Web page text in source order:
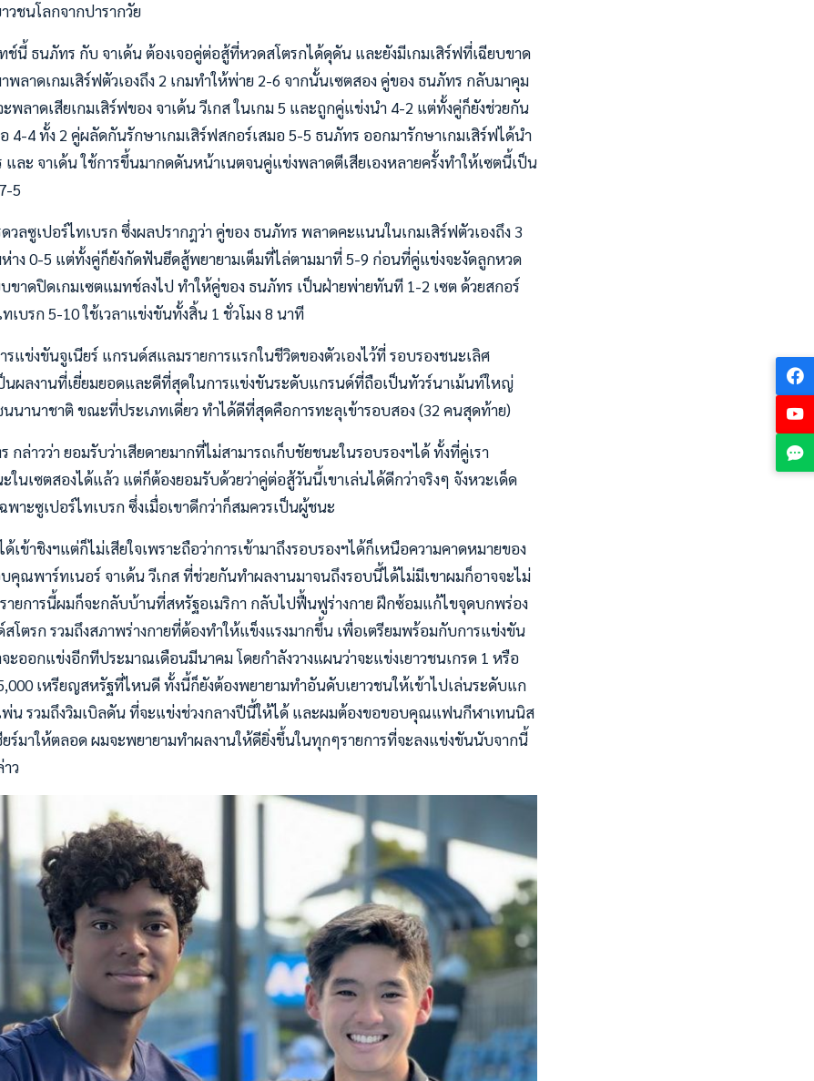
วชนโลกจากปารากวัย
นี้ ธนภัทร กับ จาเด้น ต้องเจอคู่ต่อสู้ที่หวดสโตรกได้ดุดัน และยังมีเกมเสิร์ฟที่เฉียบขาด
พลาดเกมเสิร์ฟตัวเองถึง 2 เกมทำให้พ่าย 2-6 จากนั้นเซตสอง คู่ของ ธนภัทร กลับมาคุม
พลาดเสียเกมเสิร์ฟของ จาเด้น วีเกส ในเกม 5 และถูกคู่แข่งนำ 4-2 แต่ทั้งคู่ก็ยังช่วยกัน
4-4 ทั้ง 2 คู่ผลัดกันรักษาเกมเสิร์ฟสกอร์เสมอ 5-5 ธนภัทร ออกมารักษาเกมเสิร์ฟได้นำ
ละ จาเด้น ใช้การขึ้นมากดดันหน้าเนตจนคู่แข่งพลาดตีเสียเองหลายครั้งทำให้เซตนี้เป็น
5
วลซูเปอร์ไทเบรก ซึ่งผลปรากฎว่า คู่ของ ธนภัทร พลาดคะแนนในเกมเสิร์ฟตัวเองถึง 3
ง 0-5 แต่ทั้งคู่ก็ยังกัดฟันฮึดสู้พยายามเต็มที่ไล่ตามมาที่ 5-9 ก่อนที่คู่แข่งจะงัดลูกหวด
ขาดปิดเกมเซตแมทช์ลงไป ทำให้คู่ของ ธนภัทร เป็นฝ่ายพ่ายทันที 1-2 เซต ด้วยสกอร์
เบรก 5-10 ใช้เวลาแข่งขันทั้งสิ้น 1 ชั่วโมง 8 นาที
แข่งขันจูเนียร์ แกรนด์สแลมรายการแรกในชีวิตของตัวเองไว้ที่ รอบรองชนะเลิศ
นผลงานที่เยี่ยมยอดและดีที่สุดในการแข่งขันระดับแกรนด์ที่ถือเป็นทัวร์นาเม้นท์ใหญ่
นนานาชาติ ขณะที่ประเภทเดี่ยว ทำได้ดีที่สุดคือการทะลุเข้ารอบสอง (32 คนสุดท้าย)
กล่าวว่า ยอมรับว่าเสียดายมากที่ไม่สามารถเก็บชัยชนะในรอบรองฯได้ ทั้งที่คู่เรา
ในเซตสองได้แล้ว แต่ก็ต้องยอมรับด้วยว่าคู่ต่อสู้วันนี้เขาเล่นได้ดีกว่าจริงๆ จังหวะเด็ด
พาะซูเปอร์ไทเบรก ซึ่งเมื่อเขาดีกว่าก็สมควรเป็นผู้ชนะ
เข้าชิงฯแต่ก็ไม่เสียใจเพราะถือว่าการเข้ามาถึงรอบรองฯได้ก็เหนือความคาดหมายของ
คุณพาร์ทเนอร์ จาเด้น วีเกส ที่ช่วยกันทำผลงานมาจนถึงรอบนี้ได้ไม่มีเขาผมก็อาจจะไม่
ายการนี้ผมก็จะกลับบ้านที่สหรัฐอเมริกา กลับไปฟื้นฟูร่างกาย ฝึกซ้อมแก้ไขจุดบกพร่อง
โตรก รวมถึงสภาพร่างกายที่ต้องทำให้แข็งแรงมากขึ้น เพื่อเตรียมพร้อมกับการแข่งขัน
ะออกแข่งอีกทีประมาณเดือนมีนาคม โดยกำลังวางแผนว่าจะแข่งเยาวชนเกรด 1 หรือ
เหรียญสหรัฐที่ไหนดี ทั้งนี้ก็ยังต้องพยายามทำอันดับเยาวชนให้เข้าไปเล่นระดับแก
พ่น รวมถึงวิมเบิลดัน ที่จะแข่งช่วงกลางปีนี้ให้ได้ และผมต้องขอขอบคุณแฟนกีฬาเทนนิส
ยร์มาให้ตลอด ผมจะพยายามทำผลงานให้ดียิ่งขึ้นในทุกๆรายการที่จะลงแข่งขันนับจากนี้
ว